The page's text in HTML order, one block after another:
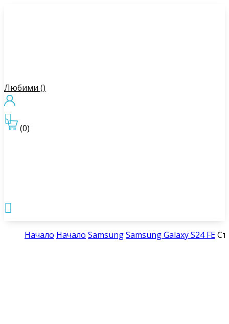
Любими ()
(0)


Начало Начало SamsungSamsung Galaxy S24 FE